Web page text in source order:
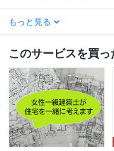
もっと見る
このサービスを買